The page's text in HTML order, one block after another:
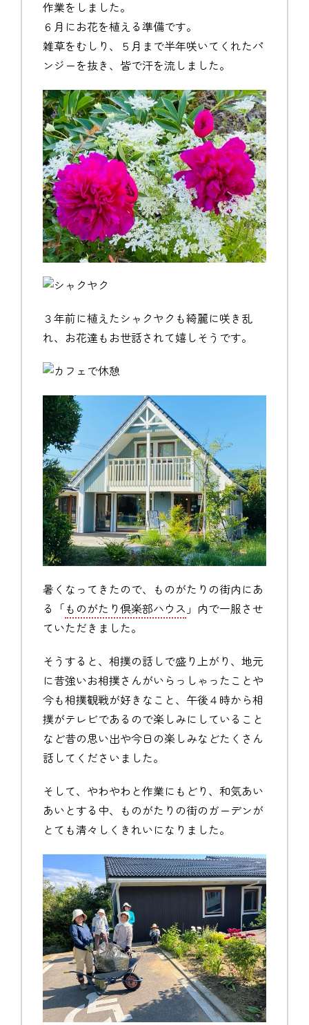
作業をしました。
６月にお花を植える準備です。
雑草をむしり、５月まで半年咲いてくれたパ
ンジーを抜き、皆で汗を流しました。
３年前に植えたシャクヤクも綺麗に咲き乱
れ、お花達もお世話されて嬉しそうです。
暑くなってきたので、ものがたりの街内にあ
る「 ものがたり倶楽部ハウス 」内で一服させ
ていただきました。
そうすると、相撲の話しで盛り上がり、地元
に昔強いお相撲さんがいらっしゃったことや
今も相撲観戦が好きなこと、午後４時から相
撲がテレビであるので楽しみにしていること
など昔の思い出や今日の楽しみなどたくさん
話してくださいました。
そして、やわやわと作業にもどり、和気あい
あいとする中、ものがたりの街のガーデンが
とても清々しくきれいになりました。